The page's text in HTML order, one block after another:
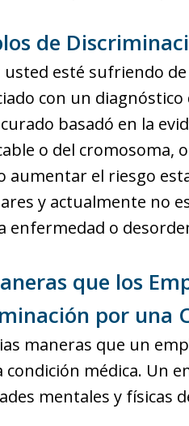
de
usted esté sufriendo
con un
basadó en la
o del cromosoma,
aumentar el riesgo
y actualmente no
enfermedad o
que los
por una
maneras que un
condición médica. Un
mentales y físicas